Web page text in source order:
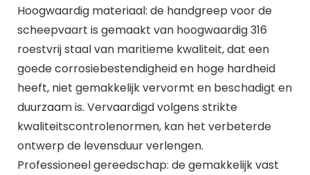
Hoogwaardig materiaal: de handgreep voor de
scheepvaart is gemaakt van hoogwaardig 316
roestvrij staal van maritieme kwaliteit, dat een
goede corrosiebestendigheid en hoge hardheid
heeft, niet gemakkelijk vervormt en beschadigt en
duurzaam is. Vervaardigd volgens strikte
kwaliteitscontrolenormen, kan het verbeterde
ontwerp de levensduur verlengen.
Professioneel gereedschap: de gemakkelijk vast